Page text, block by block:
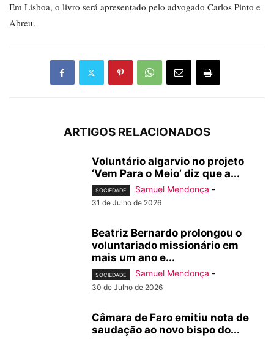
Em Lisboa, o livro será apresentado pelo advogado Carlos Pinto e
Abreu.
ARTIGOS RELACIONADOS
Voluntário algarvio no projeto
‘Vem Para o Meio’ diz que a...
SOCIEDADE Samuel Mendonça -
31 de Julho de 2026
Beatriz Bernardo prolongou o
voluntariado missionário em
mais um ano e...
SOCIEDADE Samuel Mendonça -
30 de Julho de 2026
Câmara de Faro emitiu nota de
saudação ao novo bispo do...